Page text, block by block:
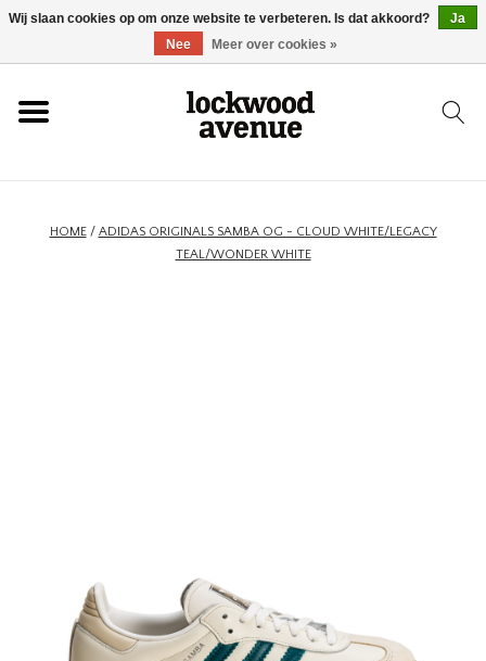
HOME
NIEUWHOME/ ADIDAS ORIGINALS SAMBA OG - CLOUD WHITE/LEGACY
TEAL/WONDER WHITE
Wij slaan cookies op om onze website te verbeteren. Is dat akkoord?
Ja
Nee
Meer over cookies »